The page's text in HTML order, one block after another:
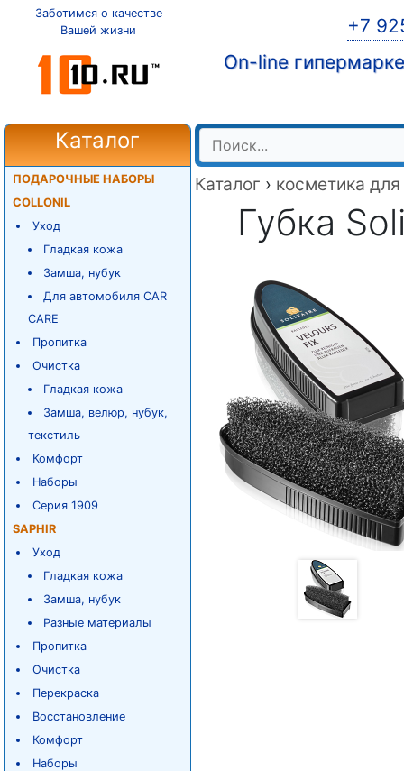
Заботимся о качестве
Вашей жизни
+7
On-line
Каталог
ПОДАРОЧНЫЕ НАБОРЫ
COLLONIL
Уход
Гладкая кожа
Замша, нубук
Для автомобиля CAR
CARE
Пропитка
Очистка
Гладкая кожа
Замша, велюр, нубук,
текстиль
Комфорт
Наборы
Серия 1909
SAPHIR
Уход
Гладкая кожа
Замша, нубук
Разные материалы
Пропитка
Очистка
Перекраска
Восстановление
Комфорт
Наборы
Каталог › косметика
Губка